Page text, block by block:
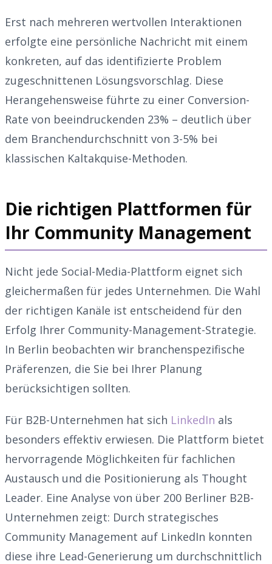
Erst nach mehreren wertvollen Interaktionen
erfolgte eine persönliche Nachricht mit einem
konkreten, auf das identifizierte Problem
zugeschnittenen Lösungsvorschlag. Diese
Herangehensweise führte zu einer Conversion-
Rate von beeindruckenden 23% – deutlich über
dem Branchendurchschnitt von 3-5% bei
klassischen Kaltakquise-Methoden.
Die richtigen Plattformen für
Ihr Community Management
Nicht jede Social-Media-Plattform eignet sich
gleichermaßen für jedes Unternehmen. Die Wahl
der richtigen Kanäle ist entscheidend für den
Erfolg Ihrer Community-Management-Strategie.
In Berlin beobachten wir branchenspezifische
Präferenzen, die Sie bei Ihrer Planung
berücksichtigen sollten.
Für B2B-Unternehmen hat sich LinkedIn als
besonders effektiv erwiesen. Die Plattform bietet
hervorragende Möglichkeiten für fachlichen
Austausch und die Positionierung als Thought
Leader. Eine Analyse von über 200 Berliner B2B-
Unternehmen zeigt: Durch strategisches
Community Management auf LinkedIn konnten
diese ihre Lead-Generierung um durchschnittlich